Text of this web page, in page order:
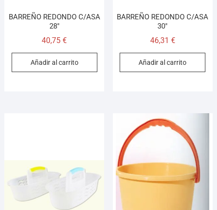
BARREÑO REDONDO C/ASA
28″
40,75€
Añadir al carrito
BARREÑO REDONDO C/ASA
30″
46,31 €
Añadir al carrito